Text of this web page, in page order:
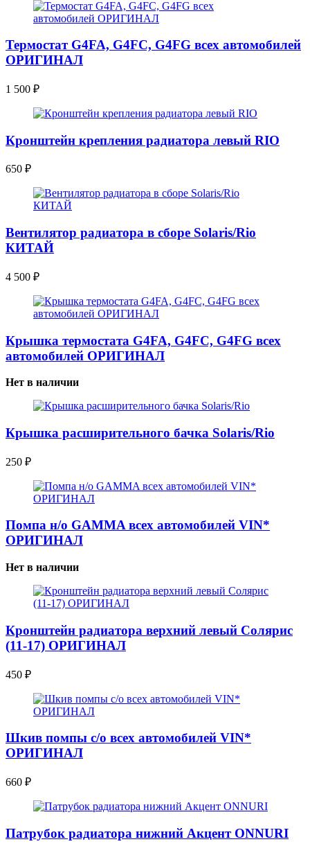
Термостат G4FA, G4FC, G4FG всех автомобилей
ОРИГИНАЛ
1 500 ₽
Кронштейн крепления радиатора левый RIO
650 ₽
Вентилятор радиатора в сборе Solaris/Rio
КИТАЙ
4 500 ₽
Крышка термостата G4FA, G4FC, G4FG всех
автомобилей ОРИГИНАЛ
Нет в наличии
Крышка расширительного бачка Solaris/Rio
250 ₽
Помпа н/о GAMMA всех автомобилей VIN*
ОРИГИНАЛ
Нет в наличии
Кронштейн радиатора верхний левый Солярис
(11-17) ОРИГИНАЛ
450 ₽
Шкив помпы с/о всех автомобилей VIN*
ОРИГИНАЛ
660 ₽
Патрубок радиатора нижний Акцент ONNURI